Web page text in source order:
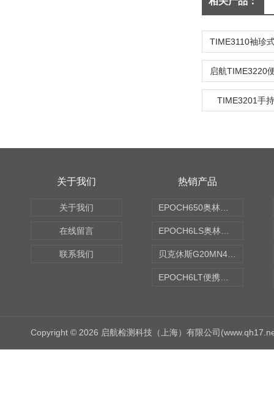
TIME3201手
关于我们
关于我们
在线留言
联系我们
热销产品
Copyright © 2026 启航检测科技（上海）有限公司